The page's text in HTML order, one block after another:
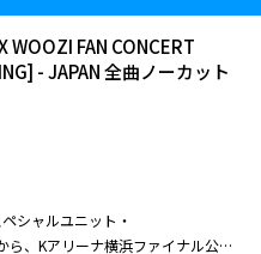
WOOZI FAN CONCERT
- JAPAN 全曲ノーカット
シャルユニット・
ら、Kアリーナ横浜ファイナル公演